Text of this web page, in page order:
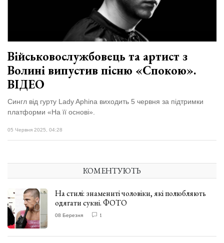
залишив у
Луцьку
три...
27 Липня 2026
744 переглядів
Персона
Лайф
Афіша
Політика конфіденційності
Військовослужбовець та артист з
Волині випустив пісню «Спокою».
ВІДЕО
Сингл від гурту Lady Aphina виходить 5 червня за підтримки
платформи «На її основі».
05 Червня 2025, 04:28
КОМЕНТУЮТЬ
На стилі: знамениті чоловіки, які полюбляють
одягати сукні. ФОТО
08 Березня 1